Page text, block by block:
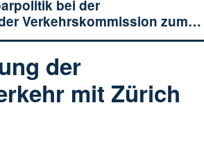
bei der
Verkehrskommission zum…
der
mit Zürich